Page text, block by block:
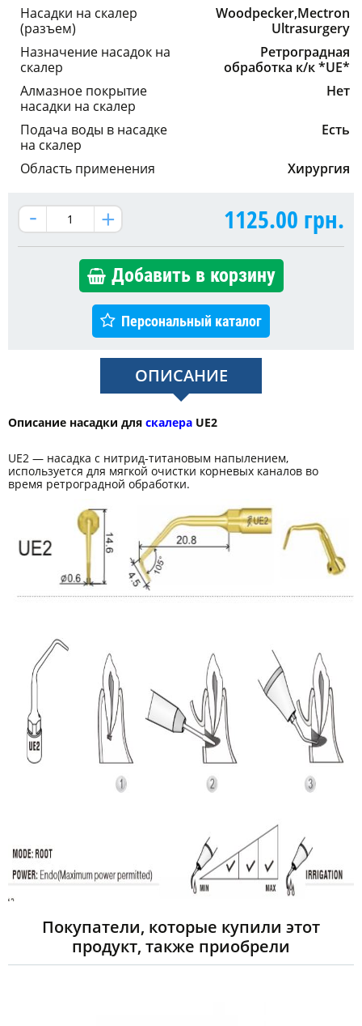
Насадки на скалер
(разъем)
Woodpecker,Mectron
Ultrasurgery
Назначение насадок на
скалер
Ретроградная
обработка к/к *UE*
Алмазное покрытие
насадки на скалер
Нет
Подача воды в насадке
на скалер
Есть
Область применения Хирургия
1125.00 грн.
Добавить в корзину
Персональный каталог
ОПИСАНИЕ
Описание насадки для скалера UE2
UE2 — насадка с нитрид-титановым напылением,
используется для мягкой очистки корневых каналов во
время ретроградной обработки.
Покупатели, которые купили этот
продукт, также приобрели